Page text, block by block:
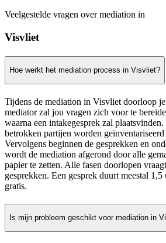
Veelgestelde vragen over mediation in
Visvliet
Hoe werkt het mediation process in Visvliet?
Tijdens de mediation in Visvliet doorloop
mediator zal jou vragen zich voor te
waarna een intakegesprek zal
betrokken partijen worden
Vervolgens beginnen de gesprekken en
wordt de mediation afgerond door alle
papier te zetten. Alle fasen doorlopen
gesprekken. Een gesprek duurt meestal
gratis.
Is mijn probleem geschikt voor mediation in